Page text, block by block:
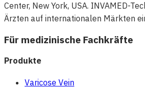
Center, New York, USA. INVAMED-
Ärzten auf internationalen Märkten
Für medizinische Fachkräfte
Produkte
Varicose Vein